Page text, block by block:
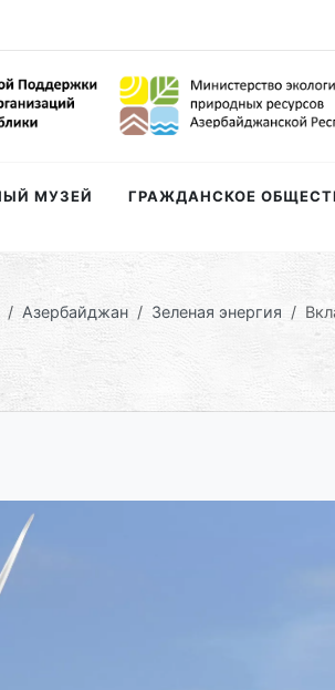
МУЗЕЙ ГРАЖДАНСКОЕ
Азербайджан Зеленая энергия